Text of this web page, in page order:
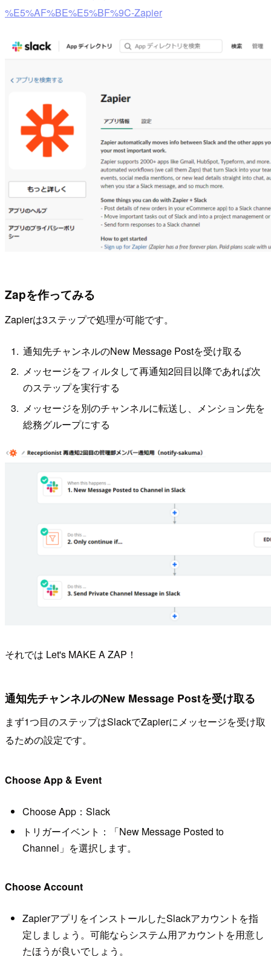
%E5%AF%BE%E5%BF%9C-Zapier
Zapを作ってみる
Zapierは3ステップで処理が可能です。
通知先チャンネルのNew Message Postを受け取る
メッセージをフィルタして再通知2回目以降であれば次
のステップを実行する
メッセージを別のチャンネルに転送し、メンション先を
総務グループにする
それでは Let's MAKE A ZAP！
通知先チャンネルのNew Message Postを受け取る
まず1つ目のステップはSlackでZapierにメッセージを受け取
るための設定です。
Choose App & Event
Choose App：Slack
トリガーイベント：「New Message Posted to
Channel」を選択します。
Choose Account
ZapierアプリをインストールしたSlackアカウントを指
定しましょう。可能ならシステム用アカウントを用意し
たほうが良いでしょう。